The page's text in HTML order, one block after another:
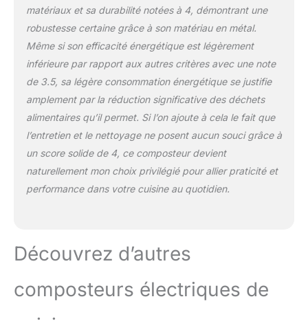
résultats.
Toujours
vider avant un nouveau
bac avant chaque
utilisation. Laisser des
matières déjà traitées
prolongera le temps de
fonctionnement et
augmentera la
consommation d’énergie.
Les matières traitées
plusieurs fois peuvent
susceptibles
dans le seau et de choisir
le volume et le mode,
vous obtiendrez un
engrais organique riche
plantes après avoir
terminé. Le couvercle est
doté d'une fenêtre en
verre qui permet de voir
clairement le processus.
【Contenant 2 boîtes de
charbon actif】Notre
composteur de déchets
actif pour garder votre
environnement sans
moustiques, même
matériaux et sa durabilité notées à 4, démontrant une
robustesse certaine grâce à son matériau en métal.
Même si son efficacité énergétique est légèrement
inférieure par rapport aux autres critères avec une note
de 3.5, sa légère consommation énergétique se justifie
amplement par la réduction significative des déchets
alimentaires qu’il permet. Si l’on ajoute à cela le fait que
l’entretien et le nettoyage ne posent aucun souci grâce à
un score solide de 4, ce composteur devient
naturellement mon choix privilégié pour allier praticité et
performance dans votre cuisine au quotidien.
Découvrez d’autres
composteurs électriques de